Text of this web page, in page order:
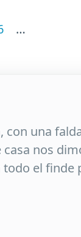
…
una
nos
el finde